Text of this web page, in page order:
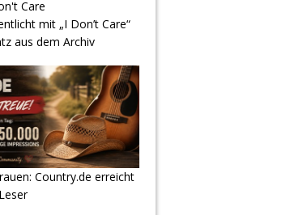
mit „I Don’t Care“
aus dem Archiv
Country.de erreicht